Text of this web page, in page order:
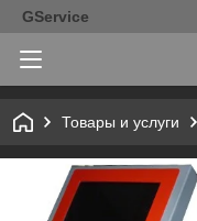
GService
Товары и услуги